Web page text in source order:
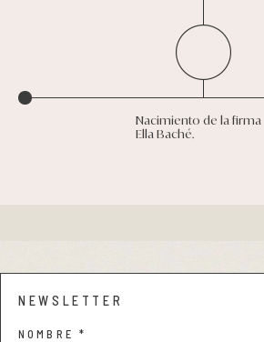
Nacimiento de la firma
Ella Baché.
NEWSLETTER
NOMBRE *